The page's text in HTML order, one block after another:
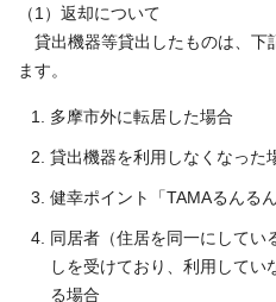
（1）返却について
貸出機器等貸出したものは、下
ます。
多摩市外に転居した場合
貸出機器を利用しなくなった
健幸ポイント「TAMAるんる
同居者（住居を同一にしてい
しを受けており、利用してい
る場合